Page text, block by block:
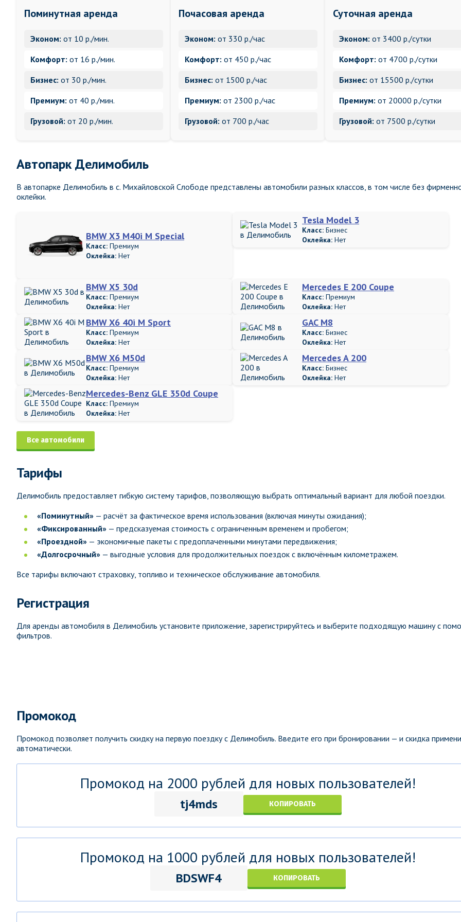
Поминутная аренда
Эконом: от 10 р./мин.
Комфорт: от 16 р./мин.
Бизнес: от 30 р./мин.
Премиум: от 40 р./мин.
Грузовой: от 20 р./мин.
Почасовая аренда
Эконом: от 330 р./час
Комфорт: от 450 р./час
Бизнес: от 1500 р./час
Премиум: от 2300 р./час
Грузовой: от 700 р./час
Суточная аренда
Эконом: от 3400 р./сутки
Комфорт: от 4700 р./сутки
Бизнес: от 15500 р./сутки
Премиум: от 20000 р./сутки
Грузовой: от 7500 р./сутки
Автопарк Делимобиль
В автопарке Делимобиль в с. Михайловской Слободе представлены автомобили разных классов, в том числе без
оклейки.
BMW X3 M40i M Special
Класс: Премиум
Оклейка: Нет
Tesla Model 3
Класс: Бизнес
Оклейка: Нет
BMW X5 30d
Класс: Премиум
Оклейка: Нет
Mercedes E 200 Coupe
Класс: Премиум
Оклейка: Нет
BMW X6 40i M Sport
Класс: Премиум
Оклейка: Нет
GAC M8
Класс: Бизнес
Оклейка: Нет
BMW X6 M50d
Класс: Премиум
Оклейка: Нет
Mercedes A 200
Класс: Бизнес
Оклейка: Нет
Mercedes-Benz GLE 350d Coupe
Класс: Премиум
Оклейка: Нет
Все автомобили
Тарифы
Делимобиль предоставляет гибкую систему тарифов, позволяющую выбрать оптимальный вариант для любой поездки.
«Поминутный» — расчёт за фактическое время использования (включая минуты ожидания);
«Фиксированный» — предсказуемая стоимость с ограниченным временем и пробегом;
«Проездной» — экономичные пакеты с предоплаченными минутами передвижения;
«Долгосрочный» — выгодные условия для продолжительных поездок с включённым километражем.
Все тарифы включают страховку, топливо и техническое обслуживание автомобиля.
Регистрация
Для аренды автомобиля в Делимобиль установите приложение, зарегистрируйтесь и выберите подходящую машину с
фильтров.
Промокод
Промокод позволяет получить скидку на первую поездку с Делимобиль. Введите его при бронировании — и скидка
автоматически.
Промокод на 2000 рублей для новых пользователей!
tj4mds КОПИРОВАТЬ
Промокод на 1000 рублей для новых пользователей!
BDSWF4 КОПИРОВАТЬ